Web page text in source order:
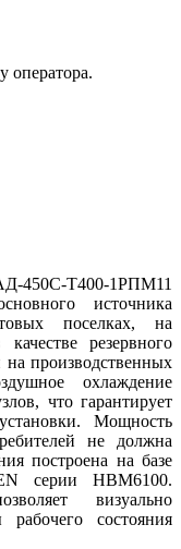
оператора.
450С-Т400-1РПМ11
источника
поселках, на
резервного
производственных
охлаждение
что гарантирует
Мощность
не должна
построена на базе
серии HBM6100.
визуально
рабочего состояния